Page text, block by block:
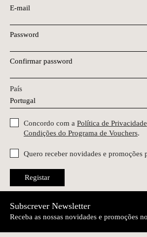
E-mail
Password
Confirmar password
País
Concordo com a Política de Privacidade
Condições do Programa de Vouchers.
Quero receber novidades e promoções
Registar
Subscrever Newsletter
Receba as nossas novidades e promoções